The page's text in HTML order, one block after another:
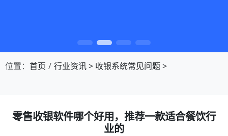
位置： 首页 行业资讯> 收银系统常见问题>
零售收银软件哪个好用，推荐一款适合餐饮行
业的